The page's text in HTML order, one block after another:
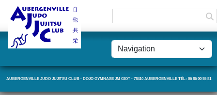
AUBERGENVILLE JUDO JUJITSU CLUB - DOJO GYMNASE JM GIOT - 78410 AUBERGENVILLE TÉL: 06 86 00 55 81
Panneau de gestion des cookies